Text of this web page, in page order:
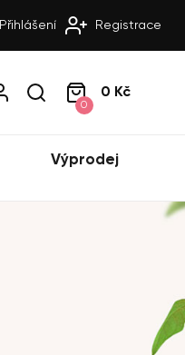
Přihlášení Registrace
0
0 Kč
Výprodej